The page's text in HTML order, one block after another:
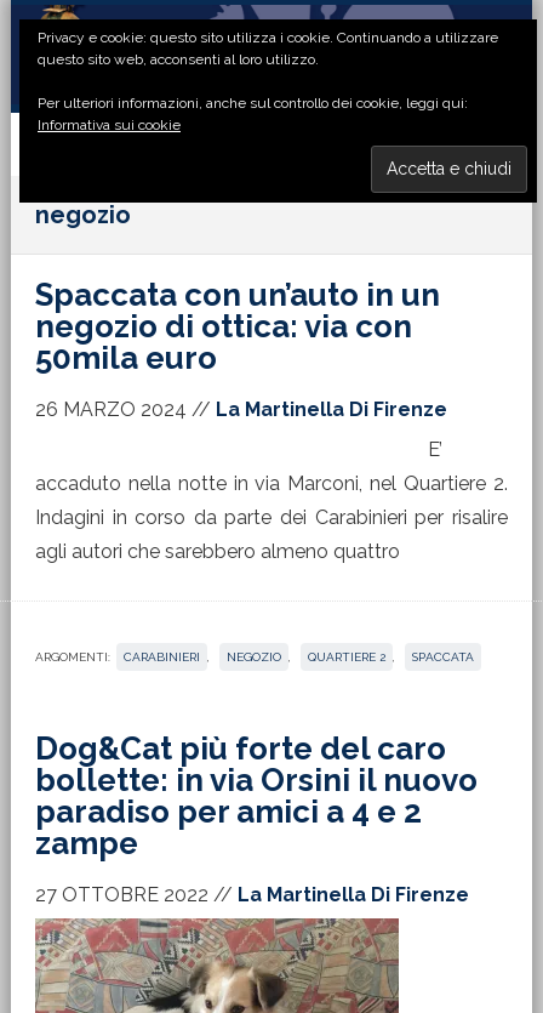
Passa
primaria
Passa
principale
Passa
laterale
Passa
di
negozio
Spaccata con un’auto in un
negozio di ottica: via con
50mila euro
26 MARZO 2024 // La Martinella Di Firenze
E’
accaduto nella notte in via Marconi, nel Quartiere 2.
Indagini in corso da parte dei Carabinieri per risalire
agli autori che sarebbero almeno quattro
ARGOMENTI: CARABINIERI NEGOZIO QUARTIERE 2 SPACCATA
Dog&Cat più forte del caro
bollette: in via Orsini il nuovo
paradiso per amici a 4 e 2
zampe
27 OTTOBRE 2022 // La Martinella Di Firenze
Privacy e cookie: questo sito utilizza i cookie. Continuando a utilizzare
questo sito web, acconsenti al loro utilizzo.
Per ulteriori informazioni, anche sul controllo dei cookie, leggi qui:
Informativa sui cookie